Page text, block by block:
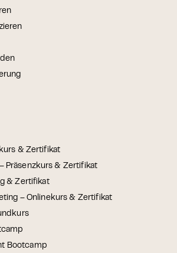
& Zertifikat
Präsenzkurs & Zertifikat
& Zertifikat
– Onlinekurs & Zertifikat
Bootcamp